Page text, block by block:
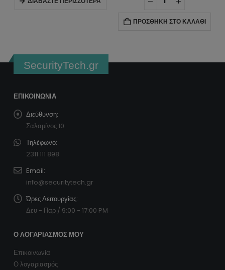
ΠΡΟΣΘΉΚΗ ΣΤΟ ΚΑΛΆΘΙ
SecurityTech.gr
ΕΠΙΚΟΙΝΩΝΊΑ
Διεύθυνση:
Σαλαμίνος 10
Τηλέφωνο:
2311 111 898
Email:
info@securitytech.gr
Ώρες Λειτουργίας:
Δευ - Παρ / 9:00 - 17:00 PM
Ο ΛΟΓΑΡΙΑΣΜΌΣ ΜΟΥ
Επικοινωνία
Ο λογαριασμός